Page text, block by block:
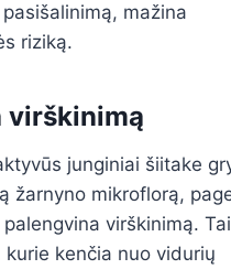
mažina
riziką.
virškinimą
junginiai šiitake
žarnyno mikroflorą,
virškinimą.
kenčia nuo vidurių